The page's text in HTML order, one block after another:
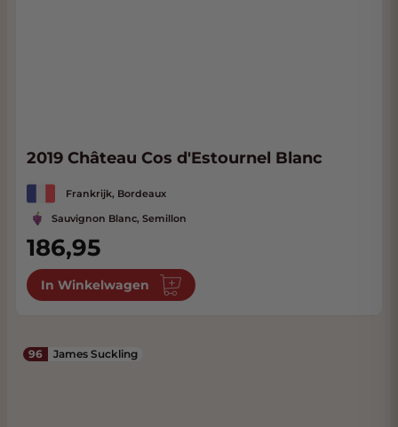
2019 Château Cos d'Estournel Blanc
Frankrijk, Bordeaux
Sauvignon Blanc, Semillon
186,95
In Winkelwagen
96 James Suckling